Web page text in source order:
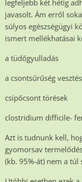
legfeljebb két hétig
javasolt. Ám erről
súlyos egészségügyi
ismert mellékhatásai
a tüdőgyulladás
a csontsűrűség vesztés
csípőcsont törések
clostridium difficile-
Azt is tudnunk kell,
gyomorsav
(kb. 95%-át) nem a túl